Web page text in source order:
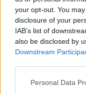
your opt-out. You
disclosure of your
IAB’s list of
also be disclosed by
Downstream
Personal Data
marca por la
Artículo anterior
Comienza